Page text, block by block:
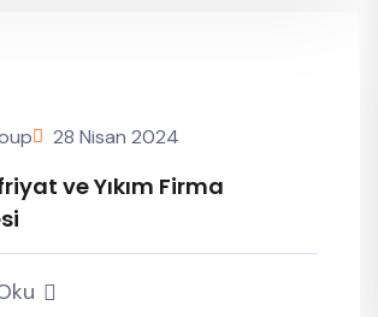
28 Nisan 2024
ve Yıkım Firma